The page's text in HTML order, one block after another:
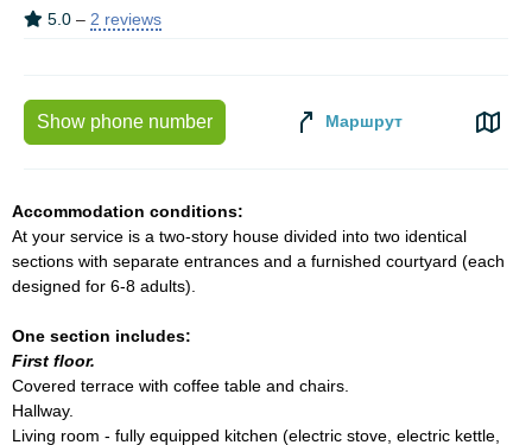
5.0 – 2 reviews
Show phone number Маршрут
Accommodation conditions:
At your service is a two-story house divided into two identical
sections with separate entrances and a furnished courtyard (each
designed for 6-8 adults).
One section includes:
First floor.
Covered terrace with coffee table and chairs.
Hallway.
Living room - fully equipped kitchen (electric stove, electric kettle,